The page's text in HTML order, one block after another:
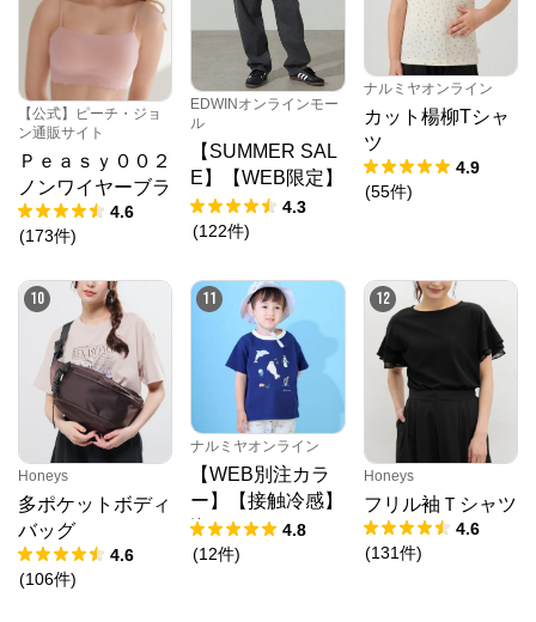
【公式】ピーチ・ジョ
ン通販サイト
Ｐｅａｓｙ００２
ノンワイヤーブラ
4.6
(173件)
EDWINオンラインモー
ル
【SUMMER SAL
E】【WEB限定】
STEPMARK ルー
ズペインターパン
4.3
(122件)
ナルミヤオンライン
カット楊柳Tシャ
ツ
4.9
(55件)
10
Honeys
多ポケットボディ
バッグ
4.6
(106件)
11
ナルミヤオンライン
【WEB別注カラ
ー】【接触冷感】
海のいきものアッ
プリケ半袖Tシャ
4.8
(12件)
12
Honeys
フリル袖Ｔシャツ
4.6
(131件)
N.O.R.C (ノーク)、JUNKO SHIMADA (ジュンコシマ
ダ) 、ATSURO TAYAMA（アツロウ タヤマ）、
ALPHA CUBIC (アルファーキュービック)、DECOY
(デコイ)、Petit Honfleur (プチオンフルール)、
DERMASHARE (ダーマシェア)など、20 代～ 40 代の
大人女子ブランドを中心に、多くの人気ブランドをラ
インナップ。
レディースファッションを中心に、ライフスタイルを
豊かにするオリジナルアイテムをご提案します。